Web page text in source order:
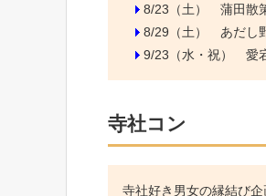
8/23（土） 蒲田散
8/29（土） あだし
9/23（水・祝） 愛
寺社コン
寺社好き男女の縁結び